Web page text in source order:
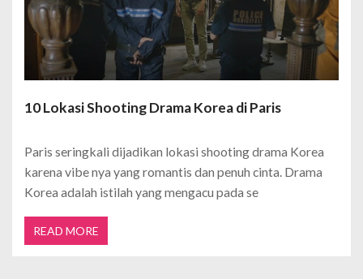
10 Lokasi Shooting Drama Korea di Paris
Paris seringkali dijadikan lokasi shooting drama Korea
karena vibe nya yang romantis dan penuh cinta. Drama
Korea adalah istilah yang mengacu pada se
READ MORE